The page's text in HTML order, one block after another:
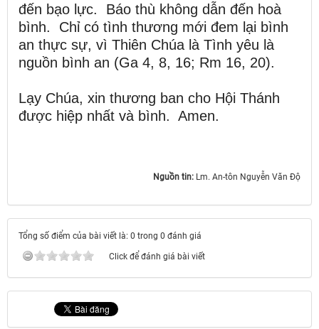
đến bạo lực. Báo thù không dẫn đến hoà
bình. Chỉ có tình thương mới đem lại bình
an thực sự, vì Thiên Chúa là Tình yêu là
nguồn bình an (Ga 4, 8, 16; Rm 16, 20).
Lạy Chúa, xin thương ban cho Hội Thánh
được hiệp nhất và bình. Amen.
Nguồn tin: Lm. An-tôn Nguyễn Văn Độ
Tổng số điểm của bài viết là: 0 trong 0 đánh giá
Click để đánh giá bài viết